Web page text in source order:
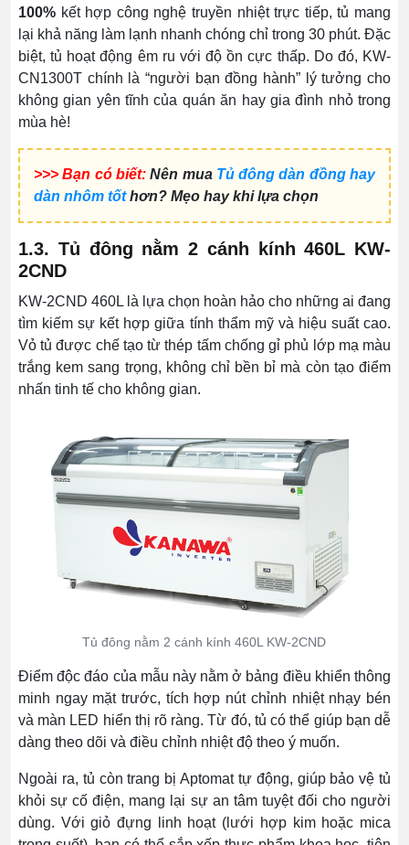
100% kết hợp công nghệ truyền nhiệt trực tiếp, tủ mang
lại khả năng làm lạnh nhanh chóng chỉ trong 30 phút. Đặc
biệt, tủ hoạt động êm ru với độ ồn cực thấp. Do đó, KW-
CN1300T chính là “người bạn đồng hành” lý tưởng cho
không gian yên tĩnh của quán ăn hay gia đình nhỏ trong
mùa hè!
>>> Bạn có biết:Nên mua Tủ đông dàn đồng hay
dàn nhôm tốthơn? Mẹo hay khi lựa chọn
1.3. Tủ đông nằm 2 cánh kính 460L KW-
2CND
KW-2CND 460L là lựa chọn hoàn hảo cho những ai đang
tìm kiếm sự kết hợp giữa tính thẩm mỹ và hiệu suất cao.
Vỏ tủ được chế tạo từ thép tấm chống gỉ phủ lớp mạ màu
trắng kem sang trọng, không chỉ bền bỉ mà còn tạo điểm
nhấn tinh tế cho không gian.
Tủ đông nằm 2 cánh kính 460L KW-2CND
Điểm độc đáo của mẫu này nằm ở bảng điều khiển thông
minh ngay mặt trước, tích hợp nút chỉnh nhiệt nhạy bén
và màn LED hiển thị rõ ràng. Từ đó, tủ có thể giúp bạn dễ
dàng theo dõi và điều chỉnh nhiệt độ theo ý muốn.
Ngoài ra, tủ còn trang bị Aptomat tự động, giúp bảo vệ tủ
khỏi sự cố điện, mang lại sự an tâm tuyệt đối cho người
dùng. Với giỏ đựng linh hoạt (lưới hợp kim hoặc mica